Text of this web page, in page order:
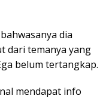
dia
dari temanya yang
belum tertangkap.
mendapat info